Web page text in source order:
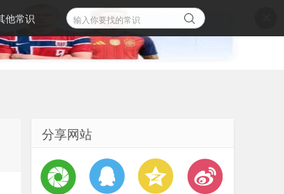
他常识
分享网站